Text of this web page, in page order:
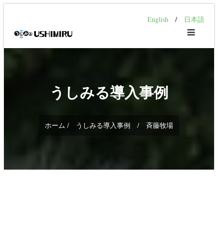
English / 日本語
うしみる導入事例
ホーム / うしみる導入事例 / 斉藤牧場